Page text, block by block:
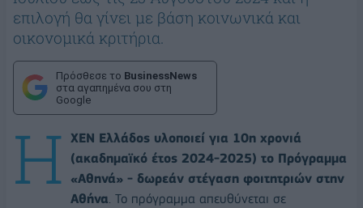
επιλογή θα γίνει με βάση κοινωνικά και
οικονομικά κριτήρια.
Πρόσθεσε το BusinessNews
στα αγαπημένα σου στη
Google
Η ΧΕΝ Ελλάδος υλοποιεί για 10η χρονιά
(ακαδημαϊκό έτος 2024-2025) το Πρόγραμμα
«Αθηνά» - δωρεάν στέγαση φοιτητριών στην
Αθήνα. Το πρόγραμμα απευθύνεται σε